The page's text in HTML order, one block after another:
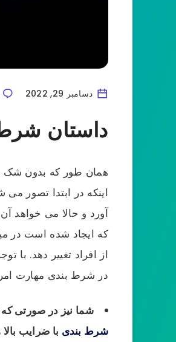
دسامبر 29, 2022
داستان
همان طور که بدون شک
اینکه در ابتدا تصور
آورد و حالا می خواهد
که ایجاد شده است در
از افراد تغییر دهد. با
در شرط بندی مهارت امر
شما نیز در صورتی که
شرط بندی با ضرایب